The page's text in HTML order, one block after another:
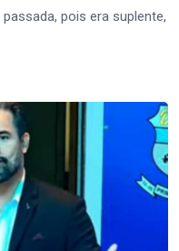
pois era suplente,